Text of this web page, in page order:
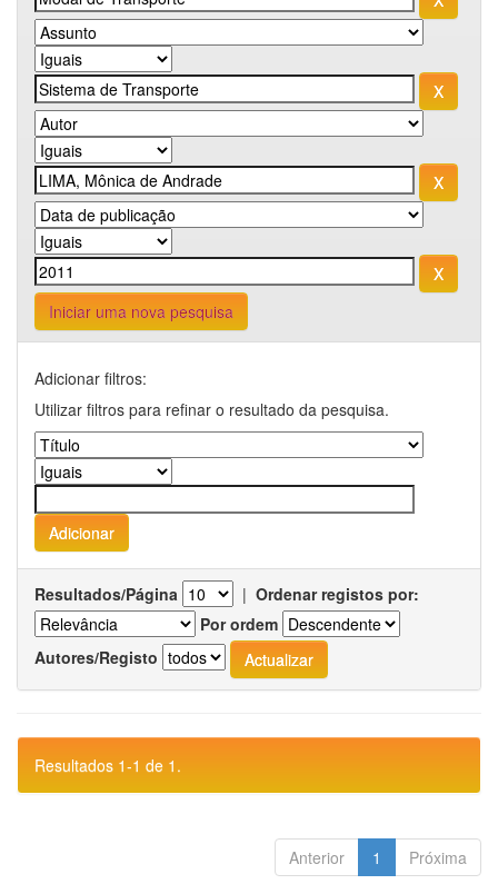
Iniciar uma nova pesquisa
Adicionar filtros:
Utilizar filtros para refinar o resultado da pesquisa.
Resultados/Página | Ordenar registos por:
Por ordem
Autores/Registo
Resultados 1-1 de 1.
Anterior 1 Próxima